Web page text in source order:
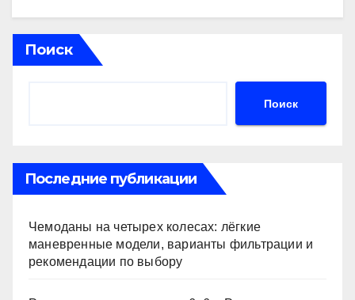
at
s
A
e
gr
a
er
n
ki
р
ть
Поиск
Поиск
Последние публикации
Чемоданы на четырех колесах: лёгкие
маневренные модели, варианты фильтрации и
рекомендации по выбору